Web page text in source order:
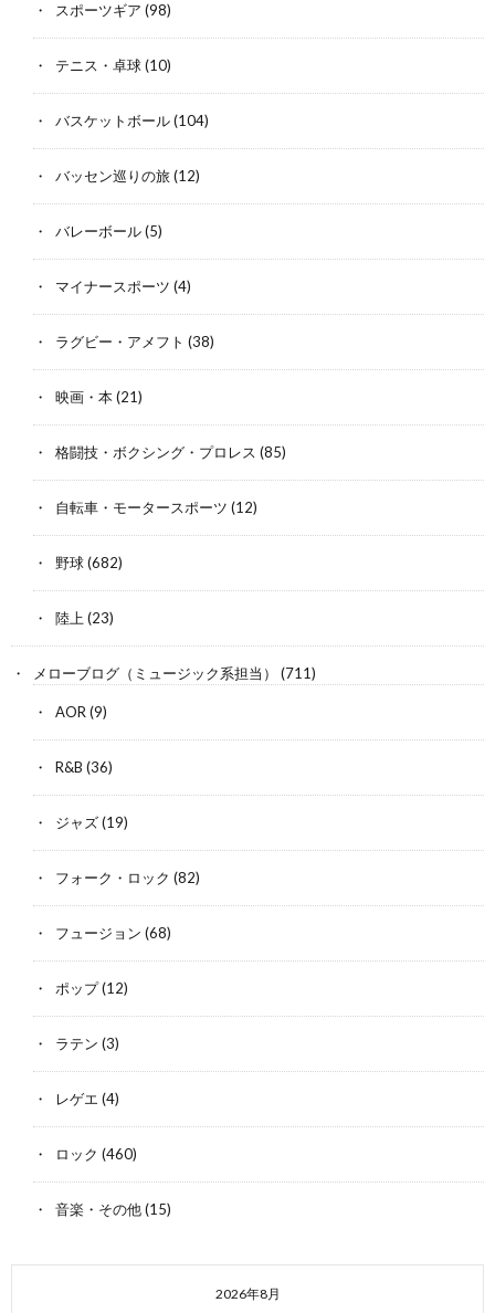
スポーツギア (98)
テニス・卓球(10)
バスケットボール(104)
バッセン巡りの旅(12)
バレーボール(5)
マイナースポーツ (4)
ラグビー・アメフト (38)
映画・本(21)
格闘技・ボクシング・プロレス (85)
自転車・モータースポーツ (12)
野球(682)
陸上(23)
メローブログ（ミュージック系担当） (711)
AOR(9)
R&B (36)
ジャズ(19)
フォーク・ロック (82)
フュージョン (68)
ポップ(12)
ラテン (3)
レゲエ (4)
ロック (460)
音楽・その他(15)
2026年8月